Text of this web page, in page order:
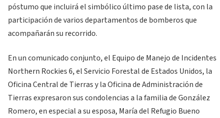
póstumo que incluirá el simbólico último pase de lista, con la
participación de varios departamentos de bomberos que
acompañarán su recorrido.
En un comunicado conjunto, el Equipo de Manejo de Incidentes
Northern Rockies 6, el Servicio Forestal de Estados Unidos, la
Oficina Central de Tierras y la Oficina de Administración de
Tierras expresaron sus condolencias a la familia de González
Romero, en especial a su esposa, María del Refugio Bueno